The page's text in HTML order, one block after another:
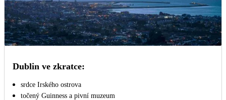
Dublin ve zkratce:
srdce Irského ostrova
točený Guinness a pivní muzeum